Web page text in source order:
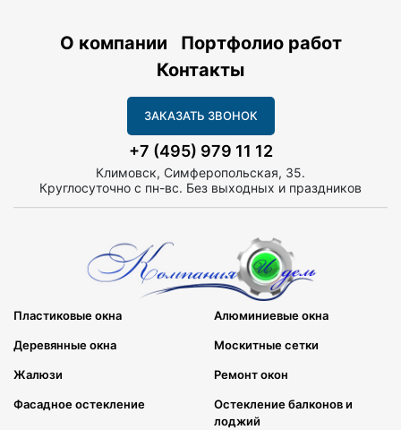
О компании
Портфолио работ
Контакты
ЗАКАЗАТЬ ЗВОНОК
+7 (495) 979 11 12
Климовск, Симферопольская, 35.
Круглосуточно с пн-вс. Без выходных и праздников
Пластиковые окна Алюминиевые окна
Деревянные окна Москитные сетки
Жалюзи Ремонт окон
Фасадное остекление
Остекление балконов и
лоджий